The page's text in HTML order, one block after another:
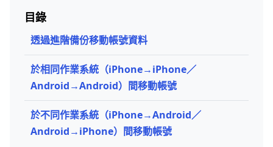
目錄
透過進階備份移動帳號資料
於相同作業系統（iPhone→iPhone／
Android→Android）間移動帳號
於不同作業系統（iPhone→Android／
Android→iPhone）間移動帳號